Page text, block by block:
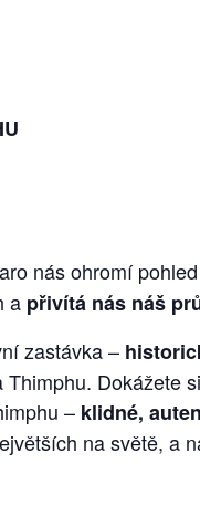
nás ohromí
a přivítá nás náš
zastávka –
Dokážete
– klidné,
na světě, a